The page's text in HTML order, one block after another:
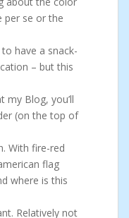
per se or the
have a snack-
– but this
my Blog, you’ll
(on the top of
With fire-red
flag
where is this
Relatively not